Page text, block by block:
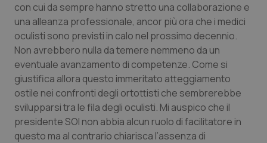
con cui da sempre hanno stretto una collaborazione e
una alleanza professionale, ancor più ora che i medici
oculisti sono previsti in calo nel prossimo decennio.
Non avrebbero nulla da temere nemmeno da un
eventuale avanzamento di competenze. Come si
giustifica allora questo immeritato atteggiamento
ostile nei confronti degli ortottisti che sembrerebbe
svilupparsi tra le fila degli oculisti. Mi auspico che il
presidente SOI non abbia alcun ruolo di facilitatore in
questo ma al contrario chiarisca l’assenza di
Necessari Statistici Marketing
I cookie necessari contribuiscono a rendere fruibile il
sito web abilitandone funzionalità di base quali la
navigazione sulle pagine e l'accesso alle aree
funzionare correttamente senza questi cookie.
Nome
Fornitore/Dominio
VISITOR_PRIVACY_METADATA
YouTube
.youtube.com